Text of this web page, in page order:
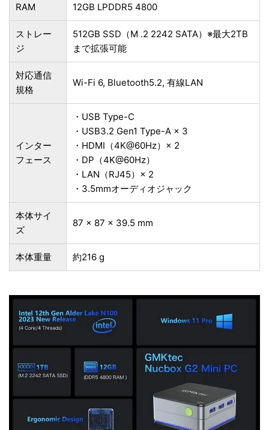
RAM 12GB ‎LPDDR5 4800
ストレー
ジ
512GB SSD（M .2 2242 SATA）※最大2TB
まで拡張可能
対応通信
規格
Wi-Fi 6, Bluetooth5.2, 有線LAN
インター
フェース
・USB Type-C
・USB3.2 Gen1 Type-A × 3
・HDMI（4K@60Hz）× 2
・DP（4K@60Hz）
・LAN（RJ45）× 2
・3.5mmオーディオジャック
本体サイ
ズ
‎‎87 × 87 × 39.5 mm
本体重量 約216 g